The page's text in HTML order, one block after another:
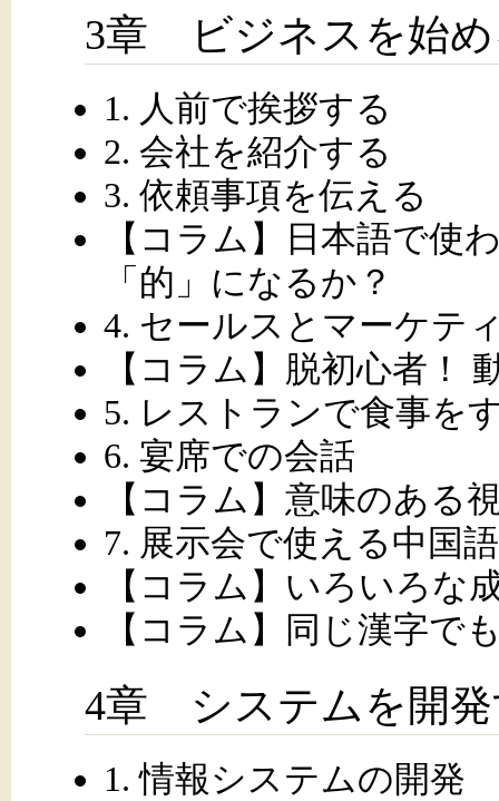
3章 ビジネスを始
1. 人前で挨拶する
2. 会社を紹介する
3. 依頼事項を伝える
【コラム】日本語で使
「的」になるか？
4. セールスとマーケテ
【コラム】脱初心者！
5. レストランで食事を
6. 宴席での会話
【コラム】意味のある
7. 展示会で使える中国語
【コラム】いろいろな
【コラム】同じ漢字で
4章 システムを開発
1. 情報システムの開発